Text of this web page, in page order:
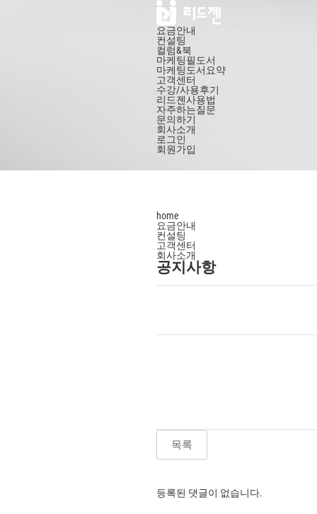
요금안내
컨설팅
컬럼&북
마케팅필도서
마케팅도서요약
고객센터
수강/사용후기
리드젠사용법
자주하는질문
문의하기
회사소개
로그인
회원가입
home
요금안내
컨설팅
고객센터
회사소개
공지사항
목록
등록된 댓글이 없습니다.